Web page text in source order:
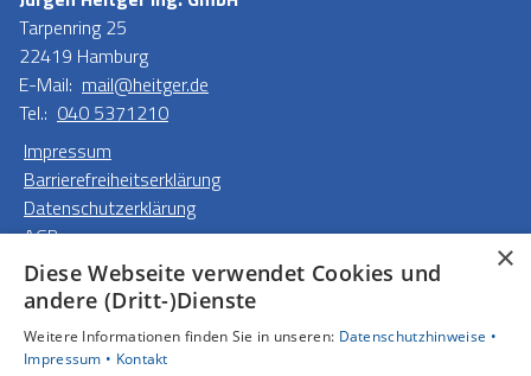
Tarpenring 25
22419 Hamburg
E-Mail: mail@heitger.de
Tel.: 040 5371210
Impressum
Barrierefreiheitserklärung
Datenschutzerklärung
AGB
Unsere Bereiche
Privatkunden
Gewerbekunden
×
Diese Webseite verwendet Cookies und
andere (Dritt-)Dienste
Weitere Informationen finden Sie in unseren: Datenschutzhinweise •
Impressum • Kontakt